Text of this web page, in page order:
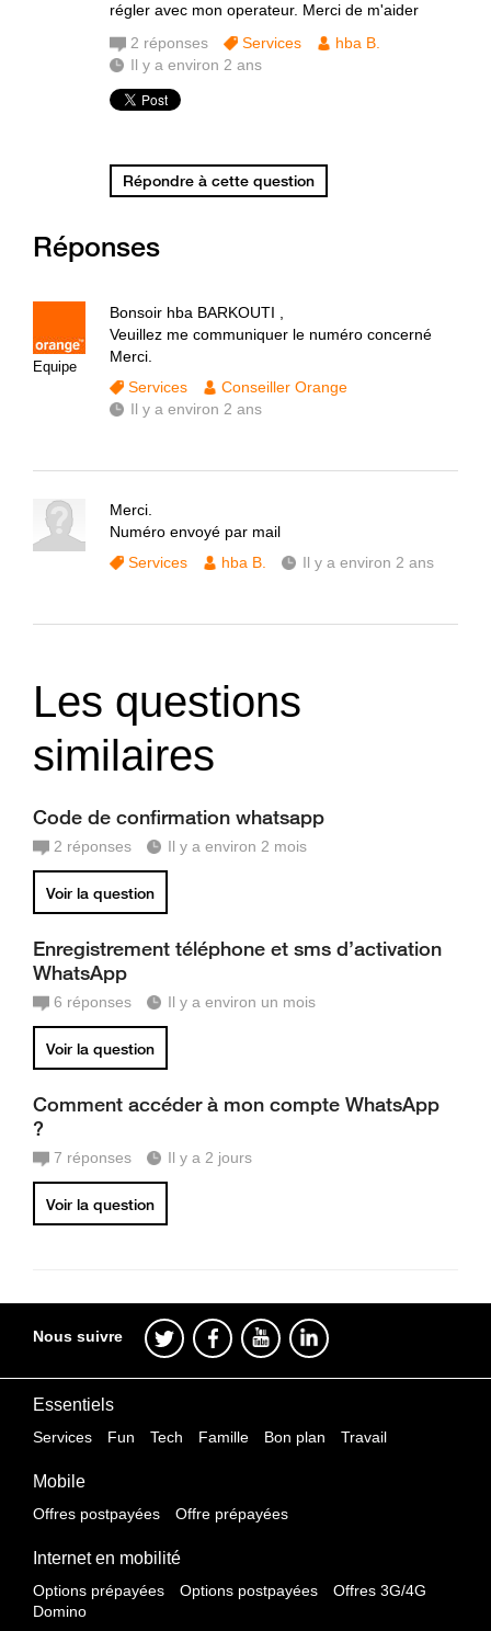
régler avec mon operateur. Merci de m'aider
2 réponses Services
hba B.
Il y a environ 2 ans
Répondre à cette question
Réponses
Equipe
Bonsoir hba BARKOUTI ,
Veuillez me communiquer le numéro concerné
Merci.
Services
Conseiller Orange
Il y a environ 2 ans
Merci.
Numéro envoyé par mail
Services
hba B. Il y a environ 2 ans
Les questions
similaires
Code de confirmation whatsapp
2 réponses Il y a environ 2 mois
Voir la question
Enregistrement téléphone et sms d’activation
WhatsApp
6 réponses Il y a environ un mois
Voir la question
Comment accéder à mon compte WhatsApp
?
7 réponses Il y a 2 jours
Voir la question
Nous suivre
Essentiels
Services Fun Tech Famille Bon plan Travail
Mobile
Offres postpayées Offre prépayées
Internet en mobilité
Options prépayées Options postpayées
Offres 3G/4G
Domino